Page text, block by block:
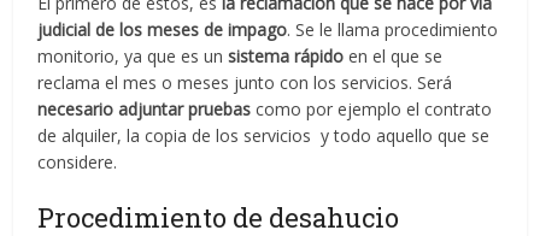
judicial de los meses de impago. Se le llama procedimiento
monitorio, ya que es unsistema rápido en el que se
reclama el mes o meses junto con los servicios. Será
necesario adjuntar pruebas como por ejemplo el contrato
de alquiler, la copia de los servicios y todo aquello que se
considere.
Procedimiento de desahucio